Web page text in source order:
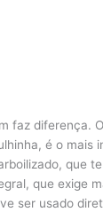
faz diferença.
é o mais
que
que exige
ser usado